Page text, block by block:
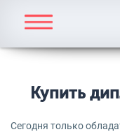
Купить
Сегодня только